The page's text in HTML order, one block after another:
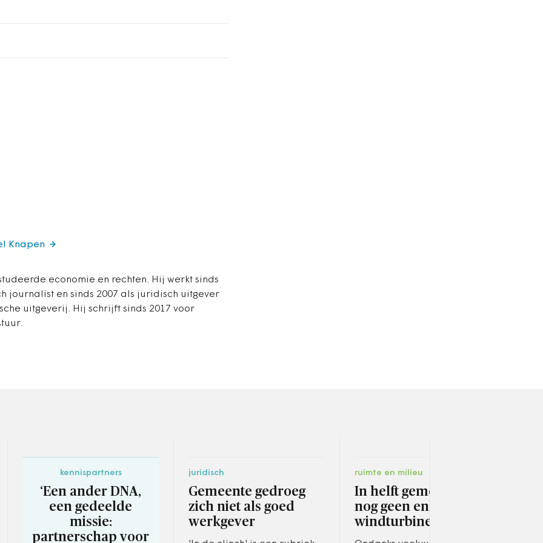
economie en rechten. Hij werkt sinds
journalist en sinds 2007 als juridisch uitgever
uitgeverij. Hij schrijft sinds 2017 voor
Knapen
kennispartners
‘Een ander DNA,
een gedeelde
missie:
partnerschap voor
juridisch
Gemeente gedroeg
zich niet als goed
werkgever
ruimte en milieu
In helft gemeenten
nog geen enkele
windturbine